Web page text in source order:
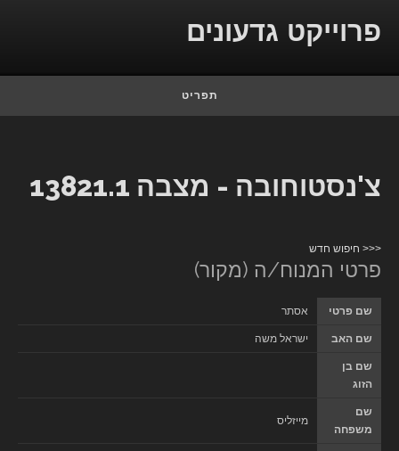
פרוייקט גדעונים
תפריט
צ'נסטוחובה - מצבה 13821.1
<<< חיפוש חדש
פרטי המנוח/ה (מקור)
שם פרטי אסתר
שם האב ישראל משה
שם בן
הזוג
שם
משפחה
מייזליס